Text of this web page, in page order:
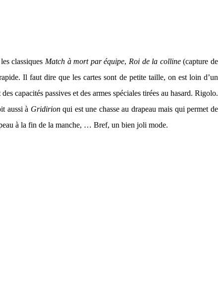
classiques Match à mort par équipe, Roi de la colline(capture de
Il faut dire que les cartes sont de petite taille, on est loin d’un
capacités passives et des armes spéciales tirées au hasard. Rigolo.
aussi à Gridirionqui est une chasse au drapeau mais qui permet de
à la fin de la manche, … Bref, un bien joli mode.